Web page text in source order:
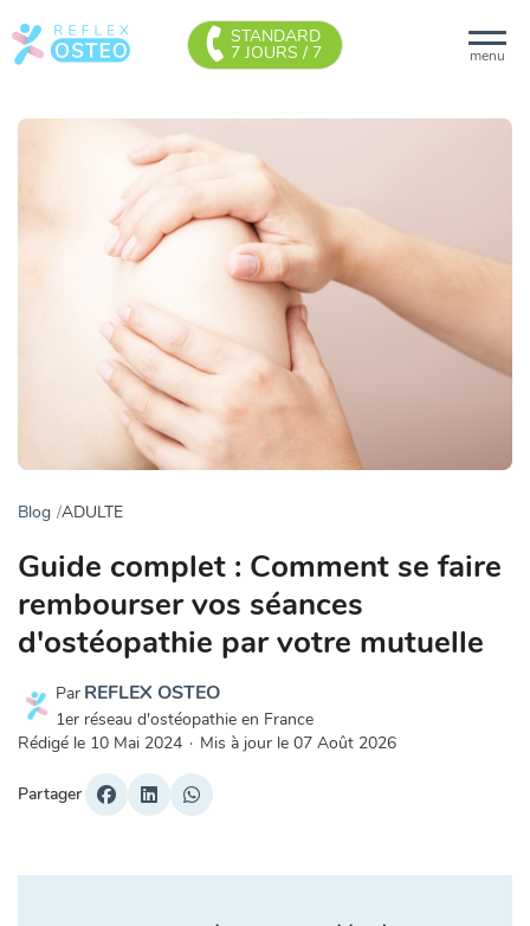
menu
STANDARD
7 JOURS / 7
Blog ADULTE
Guide complet : Comment se faire
rembourser vos séances
d'ostéopathie par votre mutuelle
Par REFLEX OSTEO
1er réseau d'ostéopathie en France
Rédigé le 10 Mai 2024 · Mis à jour le 07 Août 2026
Partager